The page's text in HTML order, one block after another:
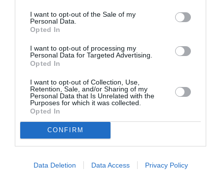
I want to opt-out of the Sale of my
Personal Data.
Opted In
I want to opt-out of processing my
Personal Data for Targeted Advertising.
Opted In
I want to opt-out of Collection, Use,
Retention, Sale, and/or Sharing of my
Personal Data that Is Unrelated with the
Purposes for which it was collected.
Opted In
CONFIRM
Data Deletion Data Access Privacy Policy
Οι Arab Strap στο
Gazarte Ground
Stage
Τα τραγούδια μας:
Άρης Δαβαράκης